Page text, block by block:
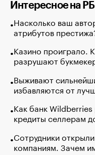
Интересное на
Насколько ваш
атрибутов
Казино проиграло.
разрушают
Выживают
избавляются от
Как банк
кредиты селлерам
Сотрудники
компаниям. Зачем